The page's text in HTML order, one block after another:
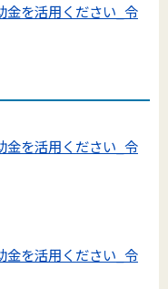
金を活用ください_令
金を活用ください_令
金を活用ください_令